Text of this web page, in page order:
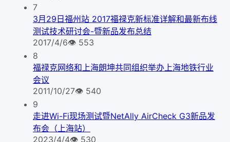
7
3月29日福州站 2017福禄克新标准详解和最新布线
测试技术研讨会-暨新品发布总结
2017/4/6👁 553
8
福禄克网络和上海朗坤共同组织举办上海地铁行业
会议
2011/10/27👁 540
9
走进Wi-Fi现场测试暨NetAlly AirCheck G3新品发
布会（上海站）
2023/4/4👁 530